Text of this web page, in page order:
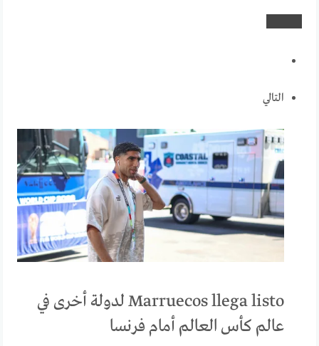
التالي
Marruecos llega listo لدولة أخرى في
عالم كأس العالم أمام فرنسا